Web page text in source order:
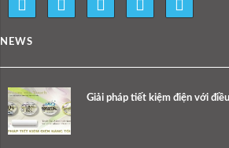
NEWS
Giải pháp tiết kiệm điện với